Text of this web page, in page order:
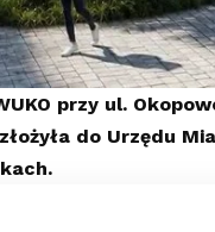
przy ul.
do Urzędu